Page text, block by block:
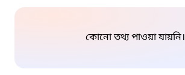
কোনো তথ্য পাওয়া যায়নি।